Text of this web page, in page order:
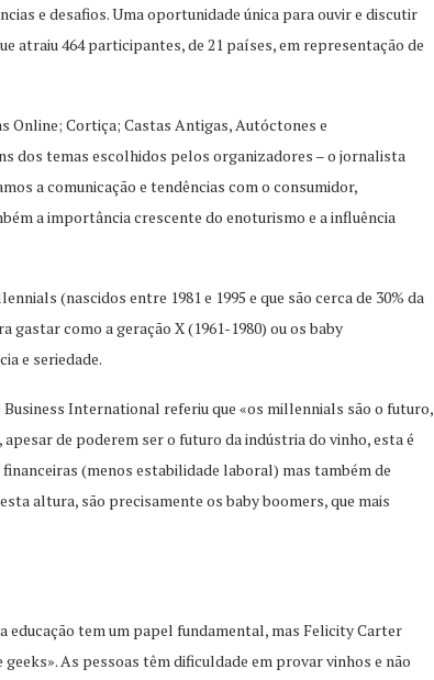
e desafios. Uma oportunidade única para ouvir e discutir
atraiu 464 participantes, de 21 países, em representação de
Online; Cortiça; Castas Antigas, Autóctones e
dos temas escolhidos pelos organizadores – o jornalista
a comunicação e tendências com o consumidor,
a importância crescente do enoturismo e a influência
(nascidos entre 1981 e 1995 e que são cerca de 30% da
como a geração X (1961-1980) ou os baby
e seriedade.
International referiu que «os millennials são o futuro,
de poderem ser o futuro da indústria do vinho, esta é
(menos estabilidade laboral) mas também de
altura, são precisamente os baby boomers, que mais
educação tem um papel fundamental, mas Felicity Carter
As pessoas têm dificuldade em provar vinhos e não